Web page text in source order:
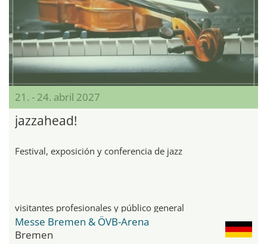
21. - 24. abril 2027
jazzahead!
Festival, exposición y conferencia de jazz
visitantes profesionales y público general
Messe Bremen & ÖVB-Arena
Bremen